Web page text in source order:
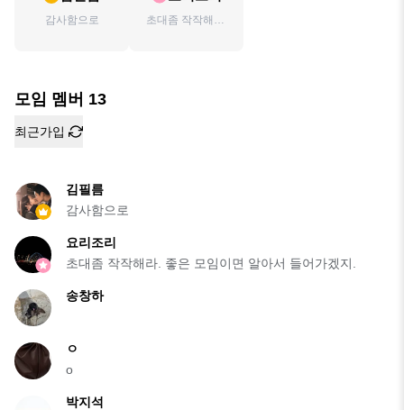
감사함으로
초대좀 작작해라.
모임 멤버 13
최근가입
김필름
감사함으로
요리조리
초대좀 작작해라. 좋은 모임이면 알아서 들어가겠지.
송창하
ㅇ
o
박지석